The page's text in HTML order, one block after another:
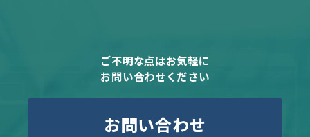
ご不明な点はお気軽に
お問い合わせください
お問い合わせ